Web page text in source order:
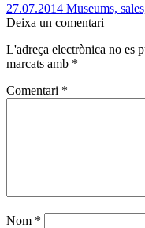
27.07.2014 Museums,
Deixa un comentari
L'adreça electrònica no es
marcats amb *
Comentari *
Nom *